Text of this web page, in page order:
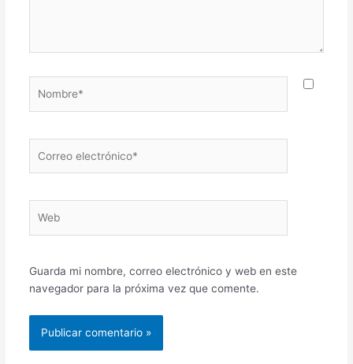
electrónico*
Guarda mi nombre, correo electrónico y web en este
navegador para la próxima vez que comente.